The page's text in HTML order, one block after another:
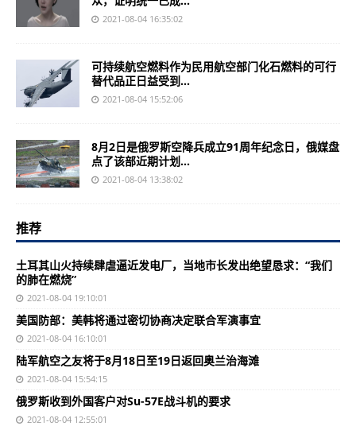
2021-08-04 16:35:02
可持续航空燃料作为民用航空部门化石燃料的可行
替代品正日益受到...
2021-08-04 15:52:06
8月2日是俄罗斯空降兵成立91周年纪念日，俄媒盘
点了该部近期计划...
2021-08-04 13:38:02
推荐
土耳其山火持续肆虐逼近发电厂，当地市长发出绝望恳求：“我们
的肺在燃烧”
2021-08-04 19:10:01
美国防部：美韩将通过密切协商决定联合军演事宜
2021-08-04 16:10:01
陆军航空之友将于8月18日至19日返回奥兰治海滩
2021-08-04 15:54:15
俄罗斯收到外国客户对Su-57E战斗机的要求
2021-08-04 12:55:01